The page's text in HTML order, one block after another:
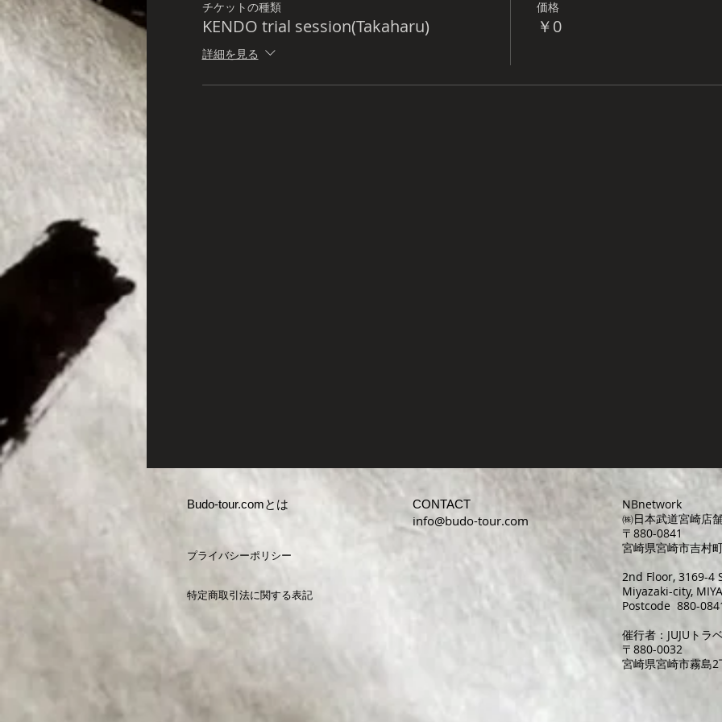
チケットの種類
KENDO trial session(Takaharu)
詳細を見る
価格
￥0
Budo-tour.comとは
プライバシーポリシー
特定商取引法に関する表記
CONTACT
info@budo-tour.com
NBnetwork
㈱日本武道宮崎店
〒880-0841
宮崎県宮崎市吉村
2nd Floor, 3169-
Miyazaki-city,
Postcode 880-
催行者：JUJUトラ
〒880-0032
宮崎県宮崎市霧島